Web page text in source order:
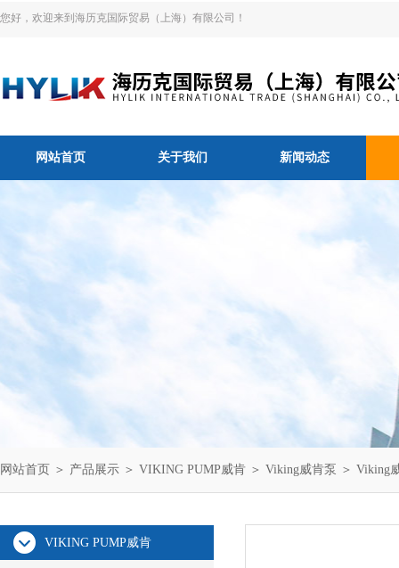
您好，欢迎来到海历克国际贸易（上海）有限公司！
网站首页 关于我们 新闻动态
网站首页 ＞ 产品展示 ＞ VIKING PUMP威肯 ＞ Viking威肯泵 ＞ Viking
VIKING PUMP威肯